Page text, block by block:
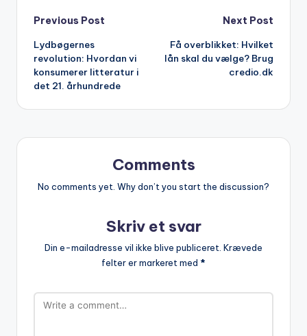
Post
navigation
Previous Post
Lydbøgernes
revolution: Hvordan vi
konsumerer litteratur i
det 21. århundrede
Next Post
Få overblikket: Hvilket
lån skal du vælge? Brug
credio.dk
Comments
No comments yet. Why don’t you start the discussion?
Skriv et svar
Din e-mailadresse vil ikke blive publiceret. Krævede
felter er markeret med *